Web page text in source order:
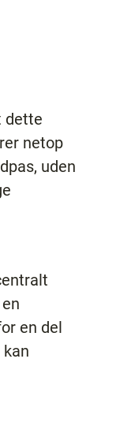
dette
netop
uden
en del